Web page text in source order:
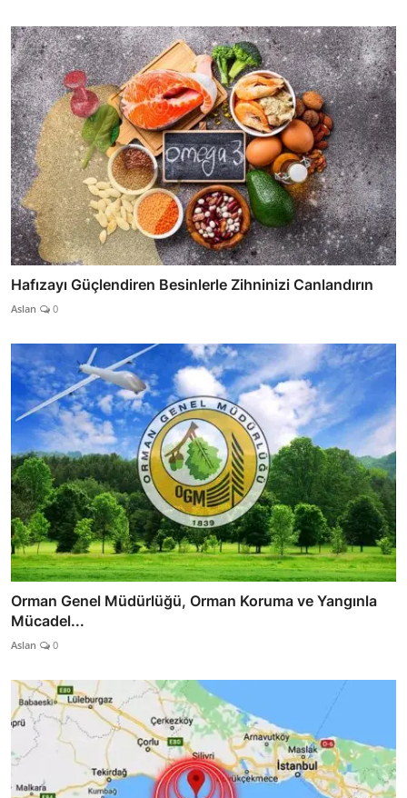
Hafızayı Güçlendiren Besinlerle Zihninizi Canlandırın
Aslan 0
Orman Genel Müdürlüğü, Orman Koruma ve Yangınla
Mücadel...
Aslan 0